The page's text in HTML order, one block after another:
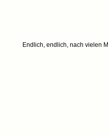
Endlich, endlich, nach vielen